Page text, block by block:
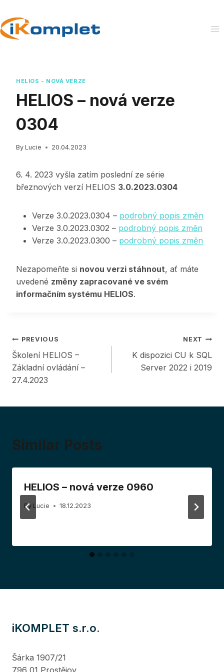
to
content
HELIOS - NOVÁ VERZE
HELIOS – nová verze
0304
By Lucie 20.04.2023
6. 4. 2023 vyšla zatím poslední ze série
březnových verzí HELIOS 3.0.2023.0304
Verze 3.0.2023.0304 – podrobný popis změn
Verze 3.0.2023.0302 – podrobný popis změn
Verze 3.0.2023.0300 – podrobný popis změn
Nezapomeňte si novou verzi stáhnout, ať máte
uvedené změny zapracované ve svém
informačním systému HELIOS.
Post
navigation
PREVIOUS
Školení HELIOS –
Základní ovládání –
27.4.2023
NEXT
K dispozici CU k SQL
Server 2022 i 2019
Similar Posts
HELIOS – nová verze 0960
By Lucie 18.12.2023
iKOMPLET s.r.o.
Šárka 1907/21